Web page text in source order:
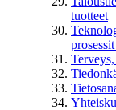
tuotteet
prosessit